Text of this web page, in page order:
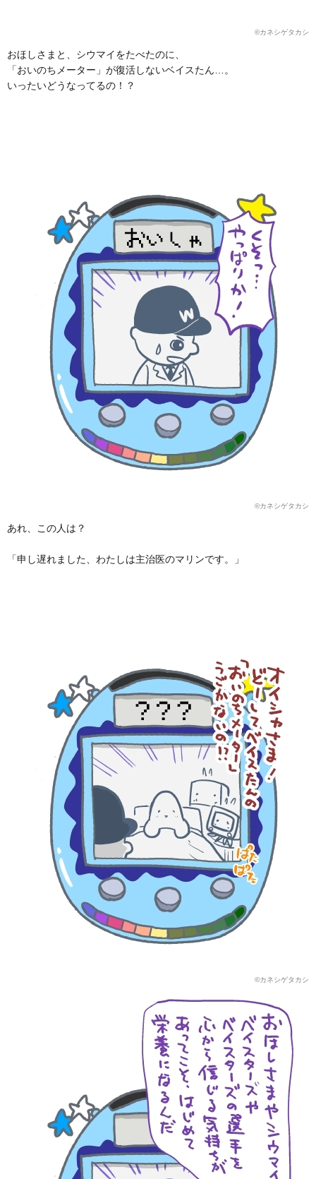
©カネシゲタカシ
おほしさまと、シウマイをたべたのに、
「おいのちメーター」が復活しないベイスたん…。
いったいどうなってるの！？
©カネシゲタカシ
あれ、この人は？
「申し遅れました、わたしは主治医のマリンです。」
©カネシゲタカシ